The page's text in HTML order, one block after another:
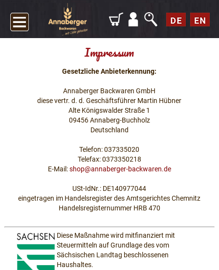
Impressum
Gesetzliche Anbieterkennung:
Annaberger Backwaren GmbH
diese vertr. d. d. Geschäftsführer Martin Hübner
Alte Königswalder Straße 1
09456 Annaberg-Buchholz
Deutschland
Telefon: 037335020
Telefax: 0373350218
E-Mail:shop@annaberger-backwaren.de
USt-IdNr.: DE140977044
eingetragen im Handelsregister des Amtsgerichtes Chemnitz
Handelsregisternummer HRB 470
Diese Maßnahme wird mitfinanziert mit
Steuermitteln auf Grundlage des vom
Sächsischen Landtag beschlossenen
Haushaltes.